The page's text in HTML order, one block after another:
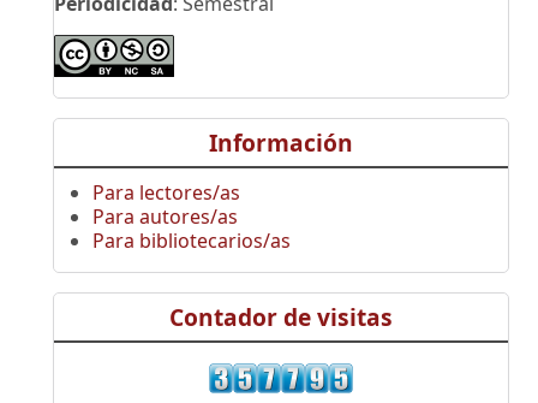
Información
Para lectores/as
Para autores/as
Para bibliotecarios/as
Contador de visitas